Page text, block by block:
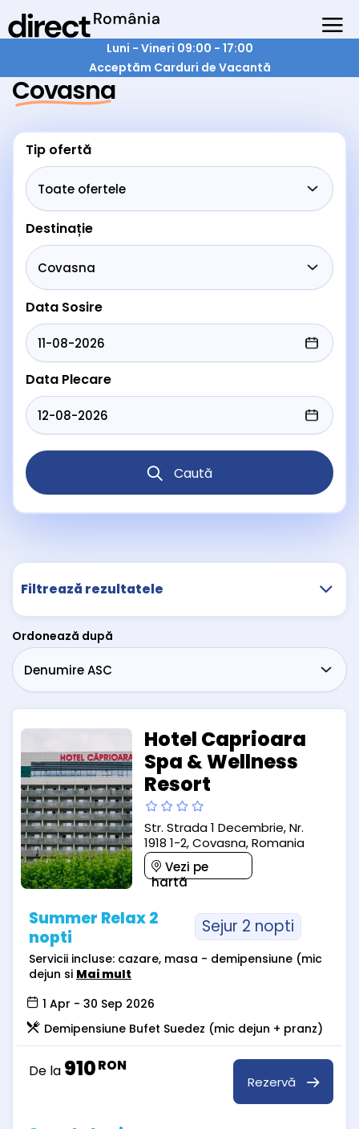
Luni - Vineri 09:00 - 17:00
Acceptăm Carduri de Vacantă
Covasna
Tip ofertă
Destinație
Data Sosire
Data Plecare
Caută
Filtrează rezultatele
Ordonează după
Hotel Caprioara
Spa & Wellness
Resort
Str. Strada 1 Decembrie, Nr.
1918 1-2, Covasna, Romania
Vezi pe
hartă
Summer Relax 2
nopti
Sejur 2 nopti
Servicii incluse: cazare, masa - demipensiune (mic
dejun si Mai mult
1 Apr - 30 Sep 2026
Demipensiune Bufet Suedez (mic dejun + pranz)
De la 910RON
Rezervă